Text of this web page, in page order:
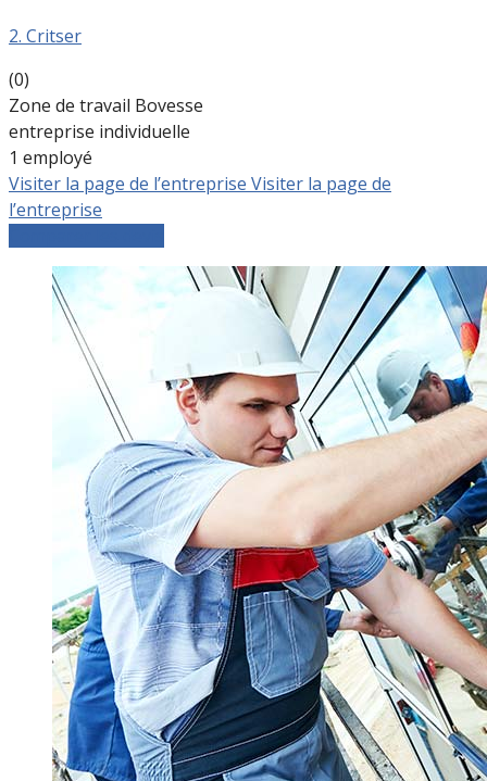
2. Critser
(0)
Zone de travail Bovesse
entreprise individuelle
1 employé
Visiter la page de l’entreprise Visiter la page de
l’entreprise